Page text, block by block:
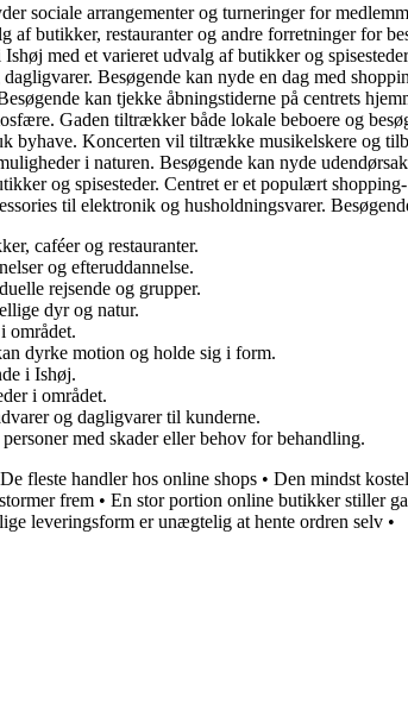
sociale arrangementer og turneringer for
butikker, restauranter og andre forretninger for
med et varieret udvalg af butikker og
Besøgende kan nyde en dag med
kan tjekke åbningstiderne på centrets
Gaden tiltrækker både lokale beboere og
byhave. Koncerten vil tiltrække musikelskere og
i naturen. Besøgende kan nyde
og spisesteder. Centret er et populært
til elektronik og husholdningsvarer.
caféer og restauranter.
og efteruddannelse.
rejsende og grupper.
dyr og natur.
området.
dyrke motion og holde sig i form.
i Ishøj.
i området.
og dagligvarer til kunderne.
med skader eller behov for behandling.
De fleste handler hos online shops • Den mindst
frem • En stor portion online butikker stiller
leveringsform er unægtelig at hente ordren selv •